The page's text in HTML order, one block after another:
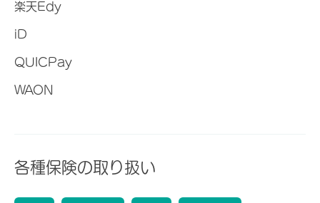
楽天Edy
iD
QUICPay
WAON
各種保険の取り扱い